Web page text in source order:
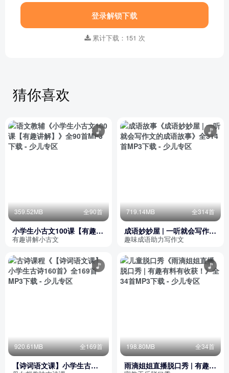
登录解锁下载
累计下载：151 次
猜你喜欢
359.52MB 全90首
小学生小古文100课【有趣讲
解】
有趣讲解小古文
719.14MB 全314首
成语妙妙屋 | 一听就会写作文
的成语故事
趣味成语助力写作文
920.61MB 全169首
【诗词语文课】小学生古诗
198.80MB 全34首
雨滴姐姐直播脱口秀 | 有趣有